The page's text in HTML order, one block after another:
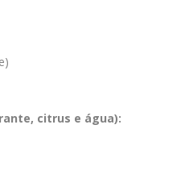
citrus e água):